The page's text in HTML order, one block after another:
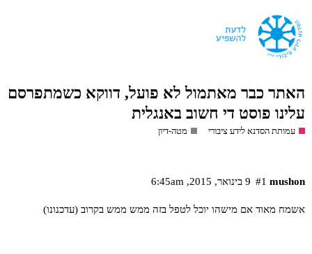
האתר כבר מאתמול לא פועל, דווקא כשמתפרסם
עלינו פוסט די חשוב באנגלית
עמותת הסדנא לידע ציבורי מטה-דיון
mushon 9 בינואר,‏ 2015,‏ 6:45am #1
אשמח מאוד אם מישהו יוכל לטפל בזה ממש ממש בקרוב (עדכנונו)